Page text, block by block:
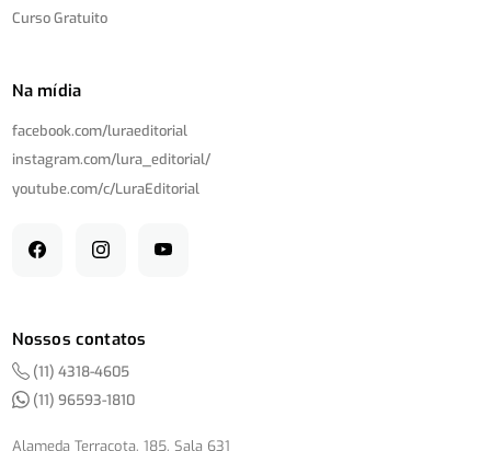
Curso Gratuito
Na mídia
facebook.com/luraeditorial
instagram.com/lura_editorial/
youtube.com/c/LuraEditorial
Nossos contatos
(11) 4318-4605
(11) 96593-1810
Alameda Terracota, 185, Sala 631